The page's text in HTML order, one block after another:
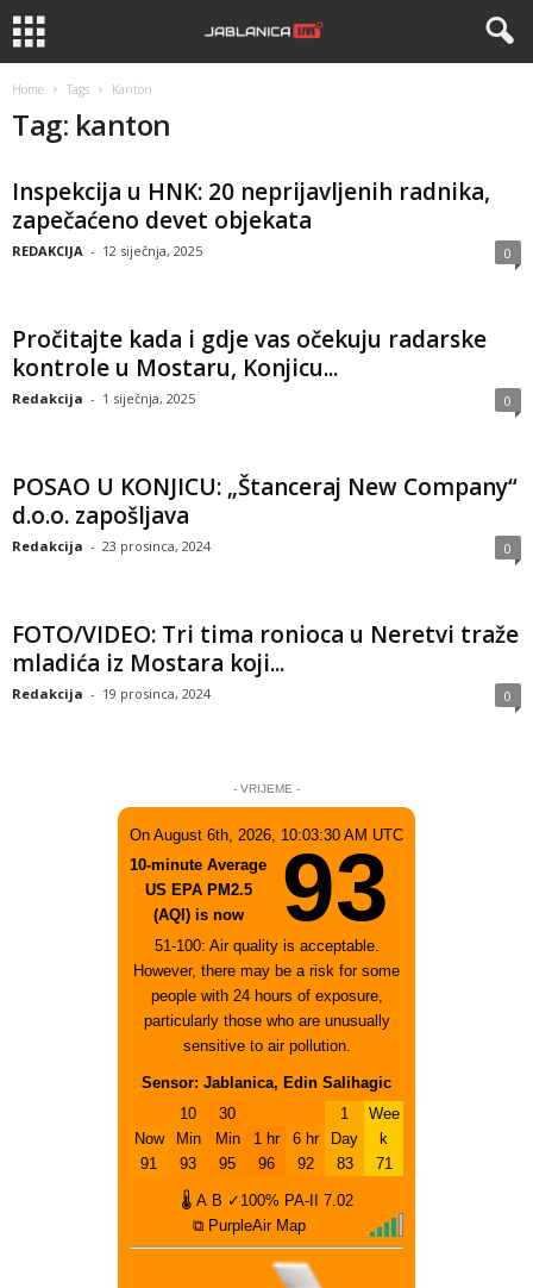
Home Tags Kanton
Tag: kanton
Inspekcija u HNK: 20 neprijavljenih radnika,
zapečaćeno devet objekata
REDAKCIJA - 12 siječnja, 2025 0
Pročitajte kada i gdje vas očekuju radarske
kontrole u Mostaru, Konjicu...
Redakcija - 1 siječnja, 2025 0
POSAO U KONJICU: „Štanceraj New Company“
d.o.o. zapošljava
Redakcija - 23 prosinca, 2024 0
FOTO/VIDEO: Tri tima ronioca u Neretvi traže
mladića iz Mostara koji...
Redakcija - 19 prosinca, 2024 0
- VRIJEME -
On August 6th, 2026, 10:03:30 AM UTC
10-minute Average
US EPA PM2.5
(AQI) is now
93
51-100: Air quality is acceptable.
However, there may be a risk for some
people with 24 hours of exposure,
particularly those who are unusually
sensitive to air pollution.
Sensor: Jablanica, Edin Salihagic
Now
91
10
Min
93
30
Min
95
1 hr
96
6 hr
92
1
Day
83
Wee
k
71
🌡 A B ✓100% PA-II
7.02
⧉ PurpleAir Map